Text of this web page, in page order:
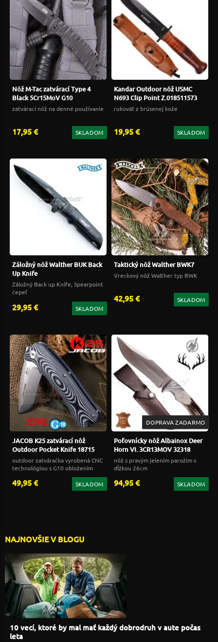
Nôž M-Tac zatvárací Type 4
Black 5Cr15MoV G10
zatvárací nôž na denné používanie
17,95 € SKLADOM
Kandar Outdoor nôž USMC
N693 Clip Point Z.018511573
rukoväť z brúsenej kože
19,95 € SKLADOM
Záložný nôž Walther BUK Back
Up Knife
Záložný Back up Knife, Spearpoint
čepeľ
29,95 € SKLADOM
Taktický nôž Walther BWK7
Vreckový nôž Walther typ BWK
42,95 € SKLADOM
JACOB K25 zatvárací nôž
Outdoor Pocket Knife 18715
outdoor zatváračka vyrobená CNC
technológiou s G10 obložením
49,95 € SKLADOM
DOPRAVA ZADARMO
Poľovnícky nôž Albainox Deer
Horn VI. 3CR13MOV 32318
nôž s pravým jelením parožím s
dĺžkou 26cm
94,95 € SKLADOM
NAJNOVŠIE V BLOGU
10 vecí, ktoré by mal mať každý dobrodruh v aute počas
leta